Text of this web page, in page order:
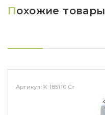
Похожие товары
Артикул: K 185110 Cr